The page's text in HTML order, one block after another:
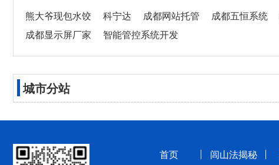
熊大爷现包水饺 科宁达 成都网站托管 成都五恒系统
成都显示屏厂家
智能管控系统开发
城市分站
首页 闾山法揭秘